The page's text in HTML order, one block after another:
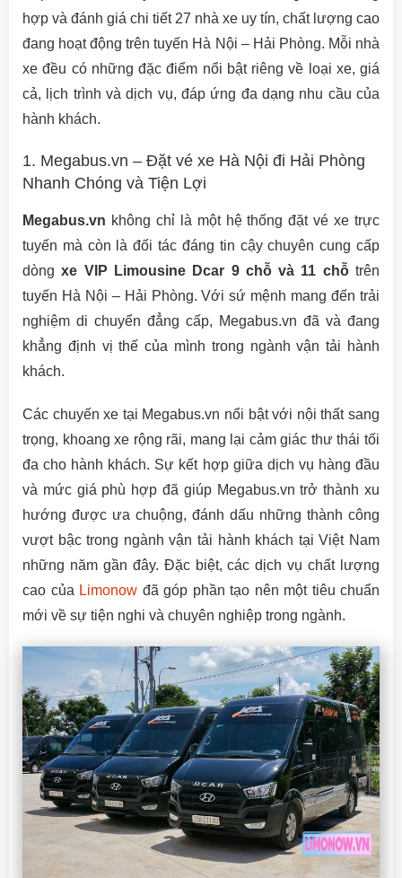
hợp và đánh giá chi tiết 27 nhà xe uy tín, chất lượng cao
đang hoạt động trên tuyến Hà Nội – Hải Phòng. Mỗi nhà
xe đều có những đặc điểm nổi bật riêng về loại xe, giá
cả, lịch trình và dịch vụ, đáp ứng đa dạng nhu cầu của
hành khách.
1. Megabus.vn – Đặt vé xe Hà Nội đi Hải Phòng
Nhanh Chóng và Tiện Lợi
Megabus.vn không chỉ là một hệ thống đặt vé xe trực
tuyến mà còn là đối tác đáng tin cậy chuyên cung cấp
dòngxe VIP Limousine Dcar 9 chỗ và 11 chỗtrên
tuyến Hà Nội – Hải Phòng. Với sứ mệnh mang đến trải
nghiệm di chuyển đẳng cấp, Megabus.vn đã và đang
khẳng định vị thế của mình trong ngành vận tải hành
khách.
Các chuyến xe tại Megabus.vn nổi bật với nội thất sang
trọng, khoang xe rộng rãi, mang lại cảm giác thư thái tối
đa cho hành khách. Sự kết hợp giữa dịch vụ hàng đầu
và mức giá phù hợp đã giúp Megabus.vn trở thành xu
hướng được ưa chuộng, đánh dấu những thành công
vượt bậc trong ngành vận tải hành khách tại Việt Nam
những năm gần đây. Đặc biệt, các dịch vụ chất lượng
cao của Limonow đã góp phần tạo nên một tiêu chuẩn
mới về sự tiện nghi và chuyên nghiệp trong ngành.